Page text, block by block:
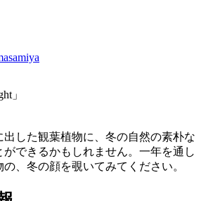
」
出した観葉植物に、冬の自然の素朴な
できるかもしれません。一年を通し
、冬の顔を覗いてみてください。